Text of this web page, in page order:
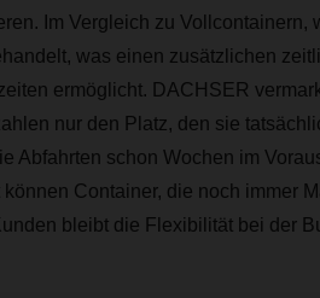
Im Vergleich zu Vollcontainern,
was einen zusätzlichen
ermöglicht. DACHSER
nur den Platz, den sie
Abfahrten schon Wochen im
Container, die noch immer
bleibt die Flexibilität bei der